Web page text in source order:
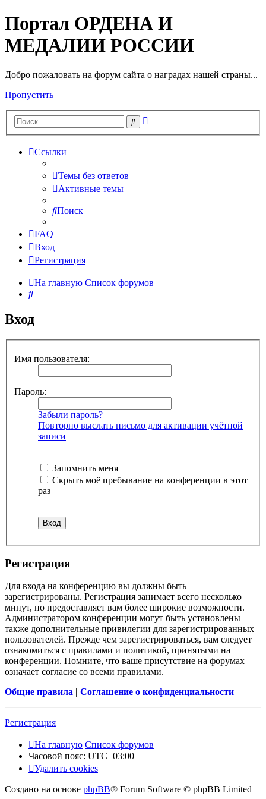
Портал ОРДЕНА И
МЕДАЛИИ РОССИИ
Добро пожаловать на форум сайта о наградах нашей страны...
Пропустить
Поиск
Ссылки
Темы без ответов
Активные темы
Поиск
FAQ
Вход
Регистрация
На главную Список форумов
Поиск
Вход
Имя пользователя:
Пароль:
Забыли пароль?
Повторно выслать письмо для активации учётной
записи
Запомнить меня
Скрыть моё пребывание на конференции в этот
раз
Регистрация
Для входа на конференцию вы должны быть
зарегистрированы. Регистрация занимает всего несколько
минут, но предоставляет вам более широкие возможности.
Администратором конференции могут быть установлены
также дополнительные привилегии для зарегистрированных
пользователей. Прежде чем зарегистрироваться, вам следует
ознакомиться с правилами и политикой, принятыми на
конференции. Помните, что ваше присутствие на форумах
означает согласие со всеми правилами.
Общие правила | Соглашение о конфиденциальности
Регистрация
На главную Список форумов
Часовой пояс: UTC+03:00
Удалить cookies
Создано на основе phpBB® Forum Software © phpBB Limited